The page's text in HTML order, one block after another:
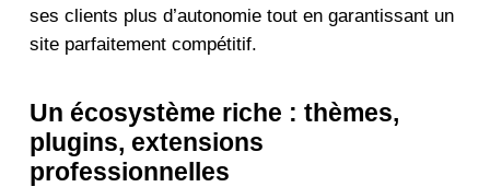
ses clients plus d’autonomie tout en garantissant un
site parfaitement compétitif.
Un écosystème riche : thèmes,
plugins, extensions
professionnelles